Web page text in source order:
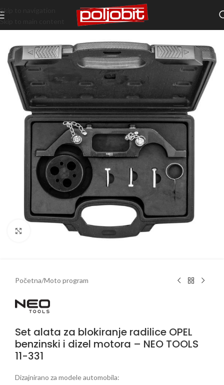
Skip to navigation
Skip to main content
Klikni da uveličaš
Početna/Moto program
Set alata za blokiranje radilice OPEL
benzinski i dizel motora – NEO TOOLS
11-331
Dizajnirano za modele automobila: